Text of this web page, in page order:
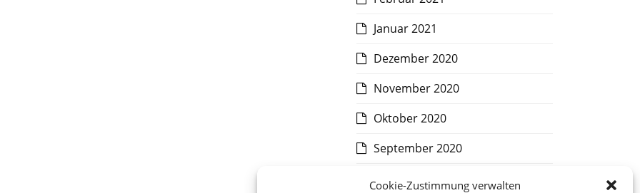
Cookie-Zustimmung verwalten
Januar 2021
Dezember 2020
November 2020
Oktober 2020
September 2020
August 2020